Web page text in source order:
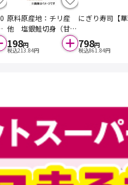
原料原産地：チリ産
他 塩銀鮭切身（甘塩
味）・養殖 １切※冷
凍になる場合もありま
198円
税込213.84円
にぎり寿司【華
798円
税込861.84円